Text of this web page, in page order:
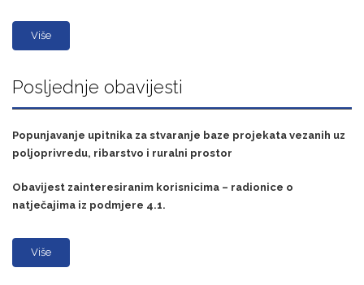
Više
Posljednje obavijesti
Popunjavanje upitnika za stvaranje baze projekata vezanih uz
poljoprivredu, ribarstvo i ruralni prostor
Obavijest zainteresiranim korisnicima – radionice o
natječajima iz podmjere 4.1.
Više